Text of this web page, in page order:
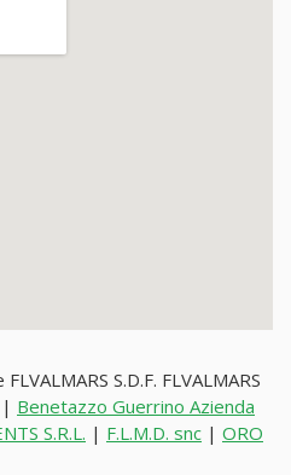
S.D.F. FLVALMARS
| Benetazzo Guerrino Azienda
S.R.L. | F.L.M.D. snc | ORO